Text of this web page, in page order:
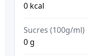
0 kcal
Sucres (100g/ml)
0 g